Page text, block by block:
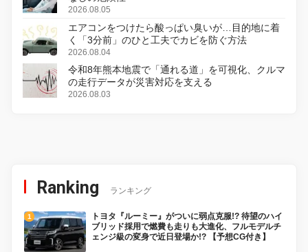
2026.08.05
エアコンをつけたら酸っぱい臭いが…目的地に着
く「3分前」のひと工夫でカビを防ぐ方法
2026.08.04
令和8年熊本地震で「通れる道」を可視化、クルマ
の走行データが災害対応を支える
2026.08.03
Ranking ランキング
トヨタ『ルーミー』がついに弱点克服!? 待望のハイ
ブリッド採用で燃費も走りも大進化、フルモデルチ
ェンジ級の変身で近日登場か!? 【予想CG付き】